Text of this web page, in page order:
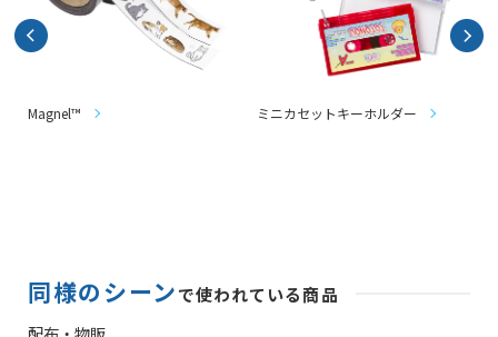
Magnel™ ミニカセットキーホルダー
同様のシーンで使われている商品